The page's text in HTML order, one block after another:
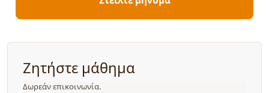
Ζητήστε μάθημα
Δωρεάν επικοινωνία.